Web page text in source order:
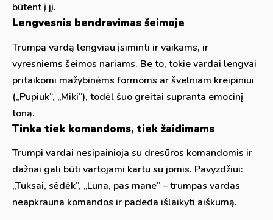
būtent į jį.
Lengvesnis bendravimas šeimoje
Trumpą vardą lengviau įsiminti ir vaikams, ir
vyresniems šeimos nariams. Be to, tokie vardai lengvai
pritaikomi mažybinėms formoms ar švelniam kreipiniui
(„Pupiuk“, „Miki“), todėl šuo greitai supranta emocinį
toną.
Tinka tiek komandoms, tiek žaidimams
Trumpi vardai nesipainioja su dresūros komandomis ir
dažnai gali būti vartojami kartu su jomis. Pavyzdžiui:
„Tuksai, sėdėk“, „Luna, pas mane“ – trumpas vardas
neapkrauna komandos ir padeda išlaikyti aiškumą.